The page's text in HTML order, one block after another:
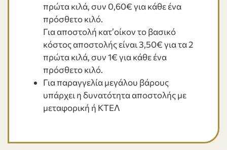
πρώτα κιλά, συν 0,60€ για κάθε ένα
πρόσθετο κιλό.
Για αποστολή κατ’οίκον το βασικό
κόστος αποστολής είναι 3,50€ για τα 2
πρώτα κιλά, συν 1€ για κάθε ένα
πρόσθετο κιλό.
Για παραγγελία μεγάλου βάρους
υπάρχει η δυνατότητα αποστολής με
μεταφορική ή ΚΤΕΛ